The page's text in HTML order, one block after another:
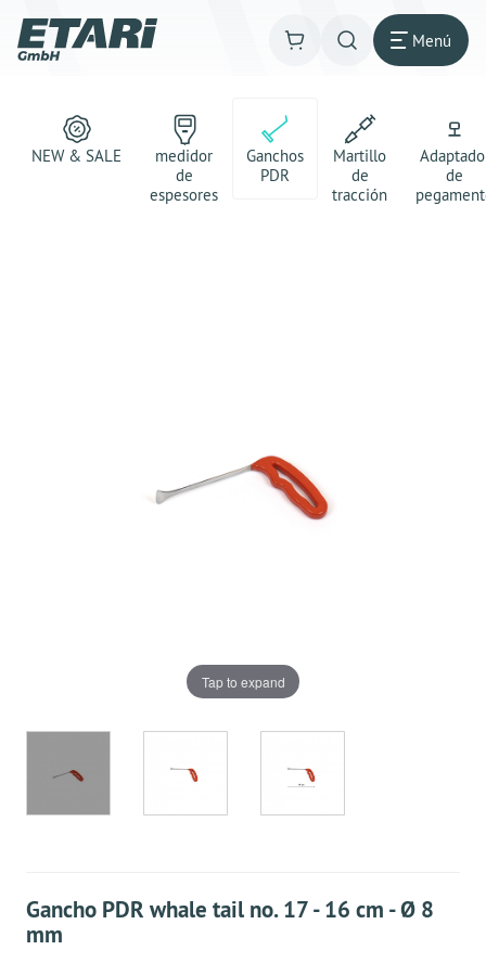
Menú
NEW & SALE
medidor
de
espesores
Ganchos
PDR
Martillo
de
tracción
de
Tap to expand
Gancho PDR whale tail no. 17 - 16 cm - Ø 8
mm